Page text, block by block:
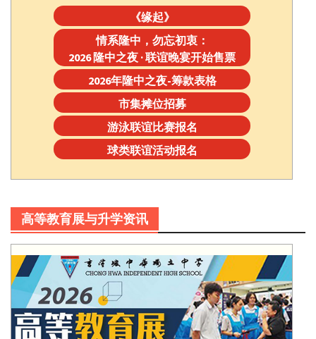
《缘起》
情系隆中，勿忘初衷：
2026 隆中之夜 · 联谊晚宴开始售票
2026年隆中之夜-筹款表格
市集摊位招募
游泳联谊比赛报名
球类联谊活动报名
高等教育展与升学资讯